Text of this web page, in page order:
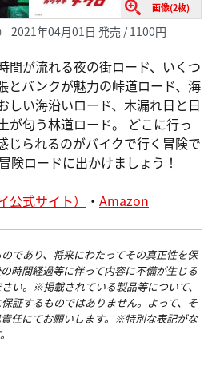
画像(2枚)
2021年04月01日 発売 / 1100円
間が流れる夜の街ロード、いくつ
とバンクが魅力の峠道ロード、海
しい海沿いロード、木漏れ日と日
が匂う林道ロード。 どこに行っ
じられるのがバイクで行く冒険で
険ロードに出かけましょう！
式サイト）
・ Amazon
であり、将来にわたってその真正性を保
時間経過等に伴って内容に不備が生じる
い。※掲載されている製品等について、
証するものではありません。よって、そ
任にてお願いします。※特別な表記がな